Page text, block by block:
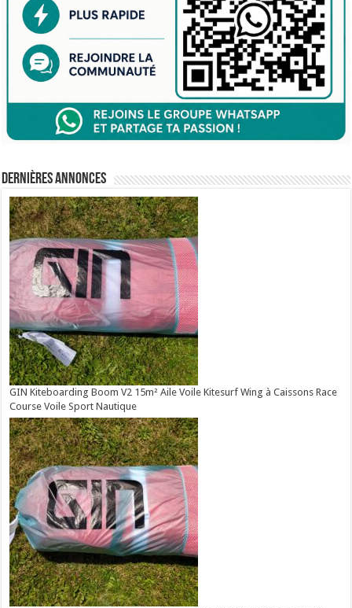
Dernières annonces
GIN Kiteboarding Boom V2 15m² Aile Voile Kitesurf Wing à Caissons Race
Course Voile Sport Nautique